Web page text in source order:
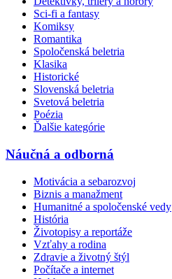
Sci-fi a fantasy
Komiksy
Romantika
Spoločenská beletria
Klasika
Historické
Slovenská beletria
Svetová beletria
Poézia
Ďalšie kategórie
Náučná a odborná
Motivácia a sebarozvoj
Biznis a manažment
Humanitné a spoločenské vedy
História
Životopisy a reportáže
Vzťahy a rodina
Zdravie a životný štýl
Počítače a internet